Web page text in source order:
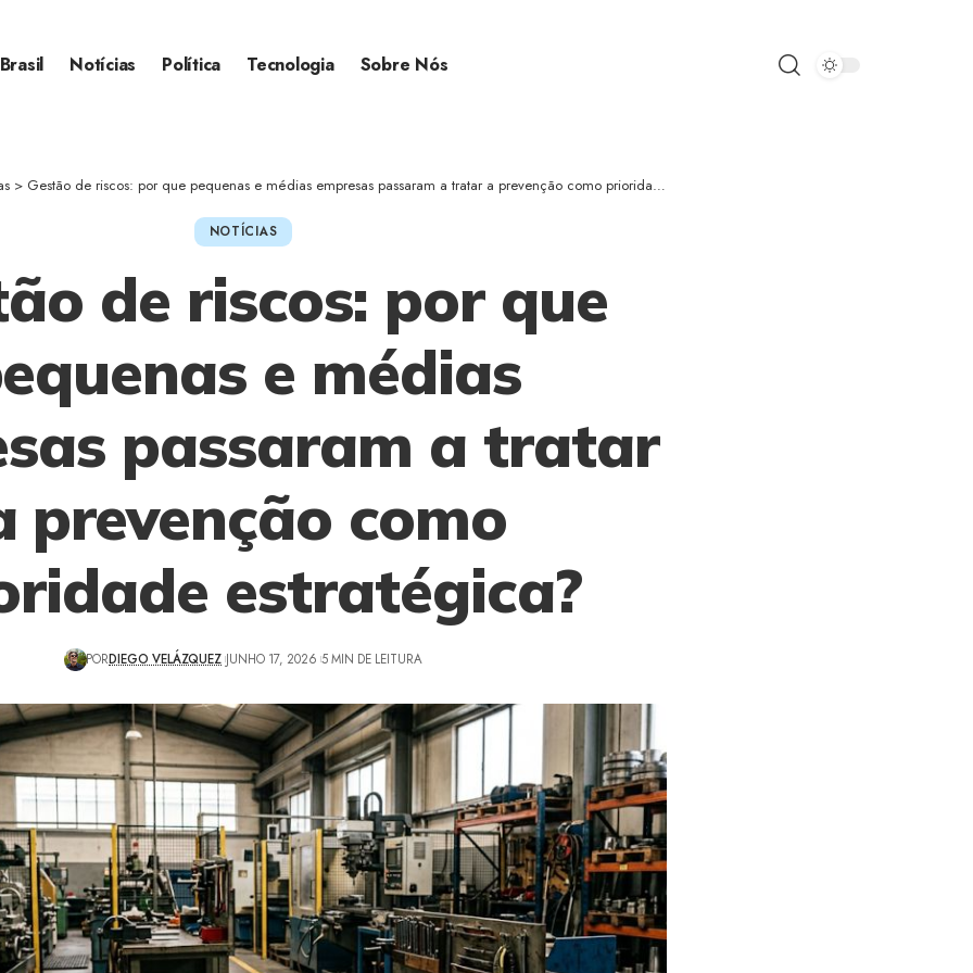
Brasil Notícias Política Tecnologia Sobre Nós
> Gestão de riscos: por que pequenas e médias empresas passaram a tratar a prevenção como prioridade estratégica?
NOTÍCIAS
de riscos: por que
e médias
passaram a tratar
prevenção como
estratégica?
PORDIEGO VELÁZQUEZ JUNHO 17, 2026 5 MIN DE LEITURA